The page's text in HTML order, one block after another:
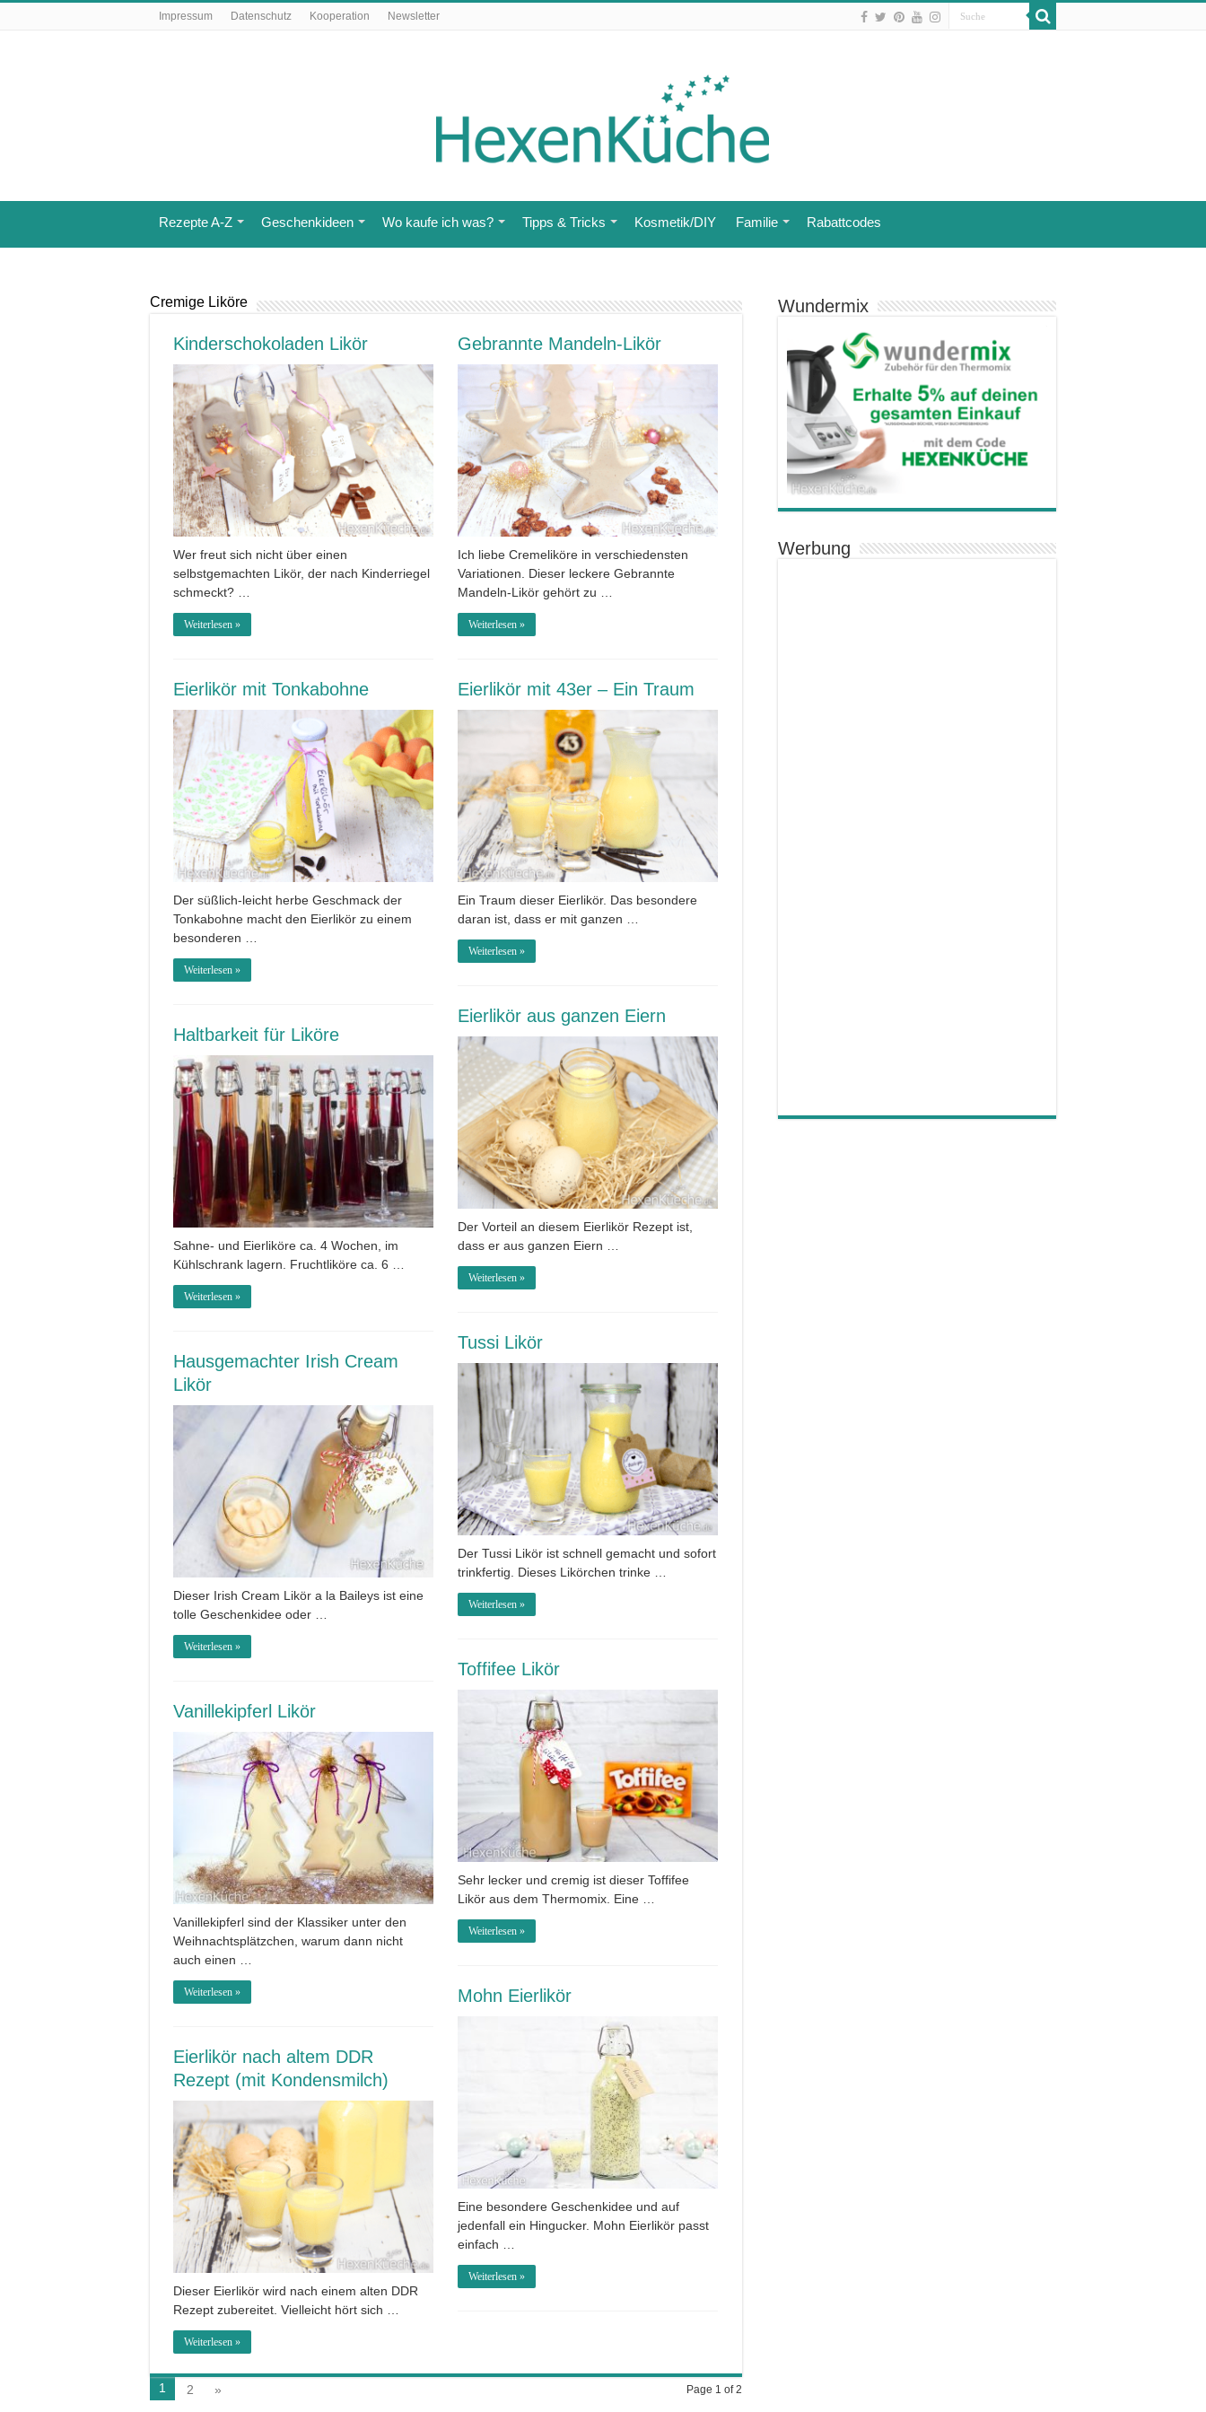
Impressum Datenschutz Kooperation Newsletter
Rezepte A-Z Geschenkideen Wo kaufe ich was? Tipps & Tricks Kosmetik/DIY Familie Rabattcodes
Cremige Liköre
Kinderschokoladen Likör
Wer freut sich nicht über einen
selbstgemachten Likör, der nach Kinderriegel
schmeckt? …
Weiterlesen »
Gebrannte Mandeln-Likör
Ich liebe Cremeliköre in verschiedensten
Variationen. Dieser leckere Gebrannte
Mandeln-Likör gehört zu …
Weiterlesen »
Eierlikör mit Tonkabohne
Der süßlich-leicht herbe Geschmack der
Tonkabohne macht den Eierlikör zu einem
besonderen …
Weiterlesen »
Eierlikör mit 43er – Ein Traum
Ein Traum dieser Eierlikör. Das besondere
daran ist, dass er mit ganzen …
Weiterlesen »
Eierlikör aus ganzen Eiern
Der Vorteil an diesem Eierlikör Rezept ist,
dass er aus ganzen Eiern …
Weiterlesen »
Haltbarkeit für Liköre
Sahne- und Eierliköre ca. 4 Wochen, im
Kühlschrank lagern. Fruchtliköre ca. 6 …
Weiterlesen »
Tussi Likör
Der Tussi Likör ist schnell gemacht und sofort
trinkfertig. Dieses Likörchen trinke …
Weiterlesen »
Hausgemachter Irish Cream
Likör
Dieser Irish Cream Likör a la Baileys ist eine
tolle Geschenkidee oder …
Weiterlesen »
Toffifee Likör
Sehr lecker und cremig ist dieser Toffifee
Likör aus dem Thermomix. Eine …
Weiterlesen »
Vanillekipferl Likör
Vanillekipferl sind der Klassiker unter den
Weihnachtsplätzchen, warum dann nicht
auch einen …
Weiterlesen » Mohn Eierlikör
Eine besondere Geschenkidee und auf
jedenfall ein Hingucker. Mohn Eierlikör passt
einfach …
Weiterlesen »
Eierlikör nach altem DDR
Rezept (mit Kondensmilch)
Dieser Eierlikör wird nach einem alten DDR
Rezept zubereitet. Vielleicht hört sich …
Weiterlesen »
Page 1 of 2
1 2 »
Wundermix
Werbung